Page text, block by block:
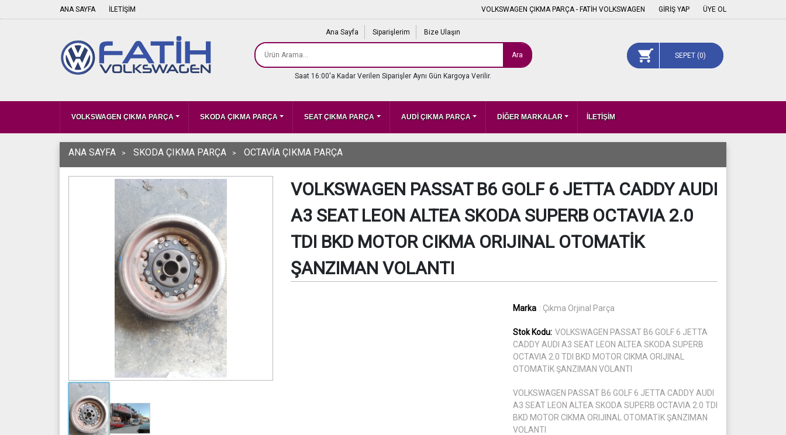
ANA SAYFA İLETİŞİM VOLKSWAGEN ÇIKMA PARÇA - FATİH VOLKSWAGEN GİRİŞ YAP ÜYE OL
Ana Sayfa Siparişlerim Bize Ulaşın
Ara
Saat 16:00'a Kadar Verilen Siparişler Aynı Gün Kargoya Verilir.
SEPET (0)
VOLKSWAGEN ÇIKMA PARÇA SKODA ÇIKMA PARÇA SEAT ÇIKMA PARÇA AUDİ ÇIKMA PARÇA DİĞER MARKALAR İLETİŞİM
ANA SAYFA SKODA ÇIKMA PARÇA OCTAVİA ÇIKMA PARÇA
VOLKSWAGEN PASSAT B6 GOLF 6 JETTA CADDY AUDI
A3 SEAT LEON ALTEA SKODA SUPERB OCTAVIA 2.0
TDI BKD MOTOR CIKMA ORIJINAL OTOMATİK
ŞANZIMAN VOLANTI
Marka : Çıkma Orjinal Parça
Stok Kodu: VOLKSWAGEN PASSAT B6 GOLF 6 JETTA
CADDY AUDI A3 SEAT LEON ALTEA SKODA SUPERB
OCTAVIA 2.0 TDI BKD MOTOR CIKMA ORIJINAL
OTOMATİK ŞANZIMAN VOLANTI
VOLKSWAGEN PASSAT B6 GOLF 6 JETTA CADDY AUDI
A3 SEAT LEON ALTEA SKODA SUPERB OCTAVIA 2.0 TDI
BKD MOTOR CIKMA ORIJINAL OTOMATİK ŞANZIMAN
VOLANTI